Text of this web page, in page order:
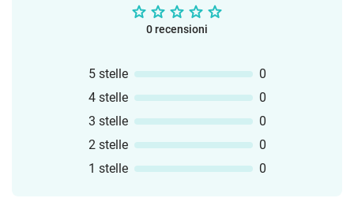
0 recensioni
5 stelle
0
4 stelle
0
3 stelle
0
2 stelle
0
1 stelle
0